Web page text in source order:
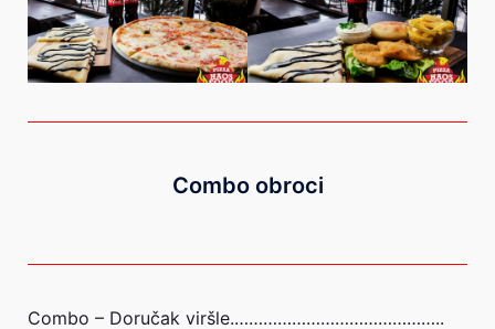
Combo obroci
Combo – Doručak viršle.……………………………………..